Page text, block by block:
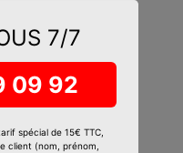
7/7
09 92
spécial de 15€ TTC,
client (nom, prénom,